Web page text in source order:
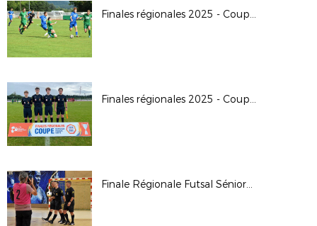
Finales régionales 2025 - Coupe Crédit Agricole U18G
Finales régionales 2025 - Coupe Crédit Agricole U16G
Finale Régionale Futsal Séniors Masculine 2025